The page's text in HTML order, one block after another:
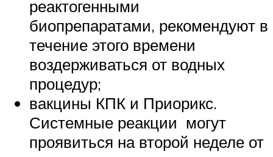
реактогенными
биопрепаратами, рекомендуют в
течение этого времени
воздерживаться от водных
процедур;
вакцины КПК и Приорикс.
Системные реакции могут
проявиться на второй неделе от